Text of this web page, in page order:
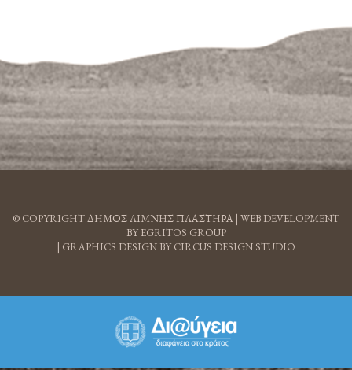
© COPYRIGHT ΔΗΜΟΣ ΛΙΜΝΗΣ ΠΛΑΣΤΗΡΑ | WEB DEVELOPMENT
BY EGRITOS GROUP
| GRAPHICS DESIGN BY CIRCUS DESIGN STUDIO